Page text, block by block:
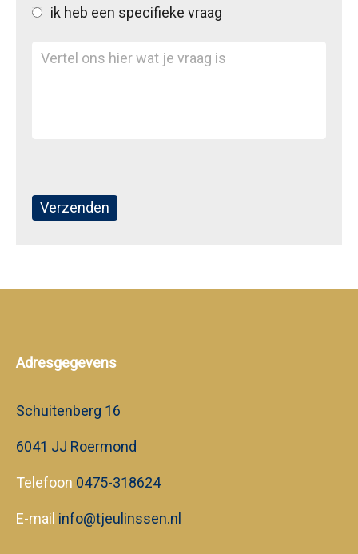
ik heb een specifieke vraag
Adresgegevens
Schuitenberg 16
6041 JJ Roermond
Telefoon 0475-318624
E-mail info@tjeulinssen.nl